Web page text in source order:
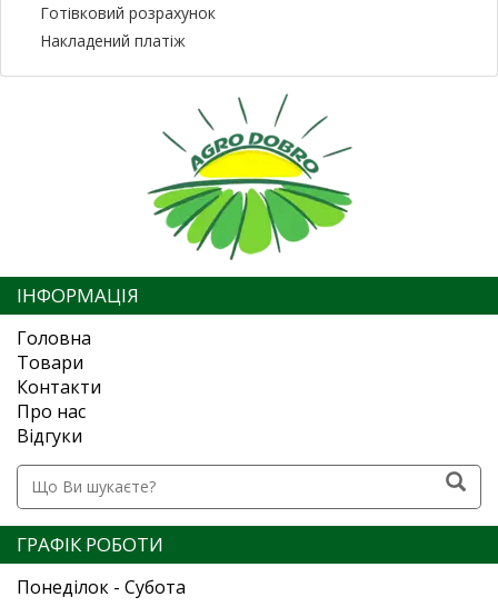
Готівковий розрахунок
Накладений платіж
ІНФОРМАЦІЯ
Головна
Товари
Контакти
Про нас
Відгуки
ГРАФІК РОБОТИ
Понеділок - Субота